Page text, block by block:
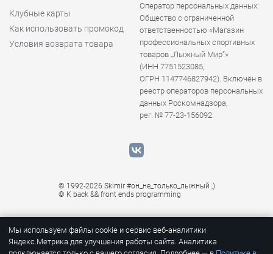
Клубные карты
Как использовать промокод
Условия возврата товара
Оператор персональных данных:
Общество с ограниченной
ответственностью «Магазин
профессиональных спортивных
товаров „Лыжный Мир“»
(ИНН 7751523085,
ОГРН 1147746827942). Включён в
реестр операторов персональных
данных Роскомнадзора,
рег. № 77-23-156092.
© 1992-2026 Skimir #он_не_только_лыжный ;)
© K back && front ends programming
Мы используем файлы cookie и сервис веб-аналитики
Яндекс.Метрика для улучшения работы сайта. Аналитика